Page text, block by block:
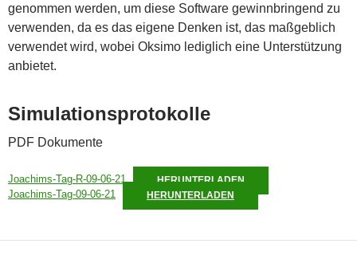
genommen werden, um diese Software gewinnbringend zu
verwenden, da es das eigene Denken ist, das maßgeblich
verwendet wird, wobei Oksimo lediglich eine Unterstützung
anbietet.
Simulationsprotokolle
PDF Dokumente
Joachims-Tag-R-09-06-21 HERUNTERLADEN
Joachims-Tag-09-06-21 HERUNTERLADEN